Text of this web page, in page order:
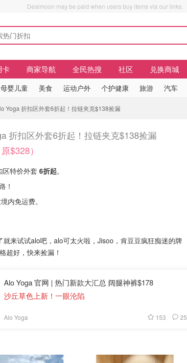
Dealmoon may be paid when users buy items via our links.
卡 商家导航 全民热搜 社区 兑换商城
母婴儿童 美食 运动户外 个护健康 旅游 汽车
Yoga 折扣区外套6折起！拉链夹克$138捡漏
折扣区外套6折起！拉链夹克$138捡漏
$328）
区特价外套 6折起。
！
内免运费。
就来试试alo吧，alo可太火啦，Jisoo，肯豆豆疯狂痴迷的牌
超好，快来捡漏！
Alo Yoga 官网 | 热门新款大汇总 阔腿神裤$178
沙丘草色上新！一眼沦陷
Alo Yoga 153 25